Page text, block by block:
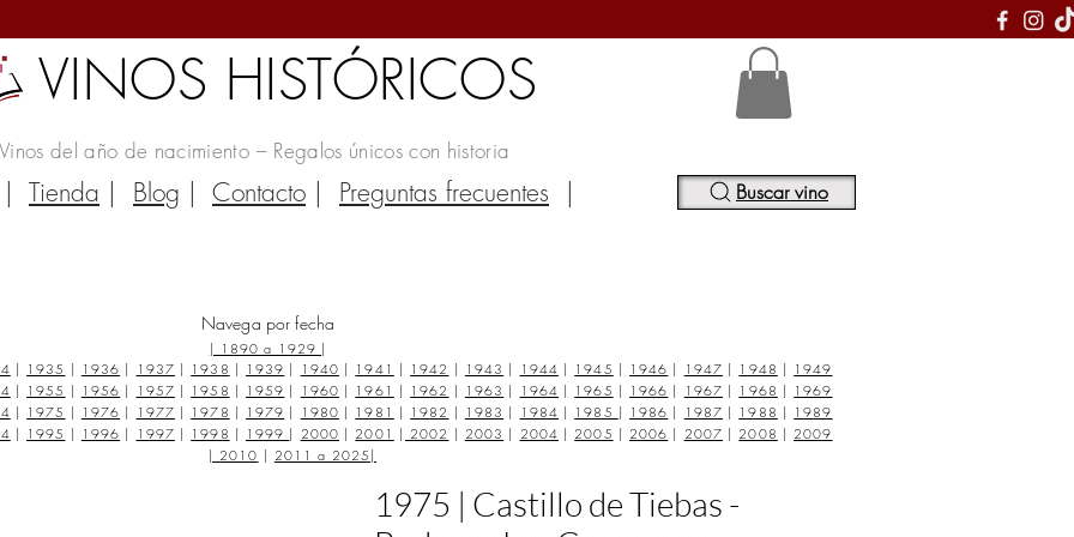
VINOS HISTÓRICOS
Vinos del año de nacimiento – Regalos únicos con historia
| Tienda | Blog | Contacto | Preguntas frecuentes | Buscar vino
Navega por fecha
| 1890 a 1929 |
| 1935 | 1936 | 1937 | 1938 | 1939 | 1940 | 1941 | 1942 | 1943 | 1944 | 1945 | 1946 | 1947 | 1948 | 1949
| 1955 | 1956 | 1957 | 1958 | 1959 | 1960 | 1961 | 1962 | 1963 | 1964 | 1965 | 1966 | 1967 | 1968 | 1969
| 1975 | 1976 | 1977 | 1978 | 1979 | 1980 | 1981 | 1982 | 1983 | 1984 | 1985 | 1986 | 1987 | 1988 | 1989
| 1995 | 1996 | 1997 | 1998 | 1999 | 2000 | 2001 | 2002 | 2003 | 2004 | 2005 | 2006 | 2007 | 2008 | 2009
| 2010 | 2011 a 2025 |
1975 | Castillo de Tiebas -